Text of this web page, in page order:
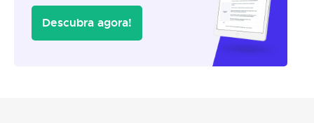
Descubra agora!